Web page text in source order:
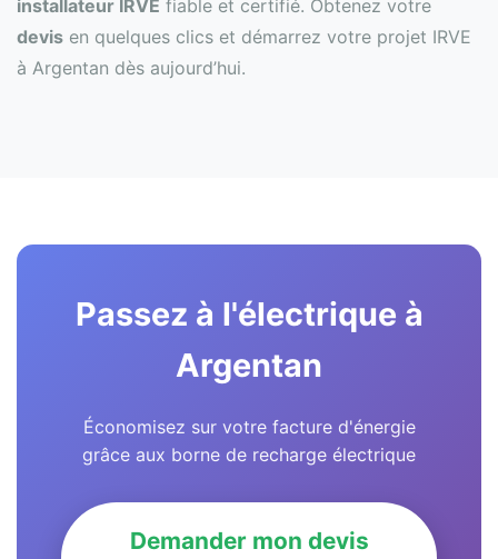
installateur IRVE fiable et certifié. Obtenez votre
devis en quelques clics et démarrez votre projet IRVE
à Argentan dès aujourd’hui.
Passez à l'électrique à
Argentan
Économisez sur votre facture d'énergie
grâce aux borne de recharge électrique
Demander mon devis